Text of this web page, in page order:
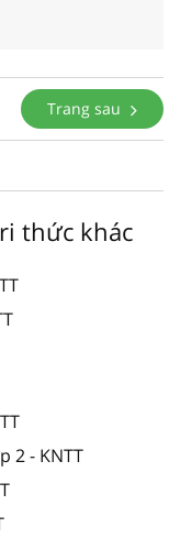
Trang sau
thức khác
2 - KNTT